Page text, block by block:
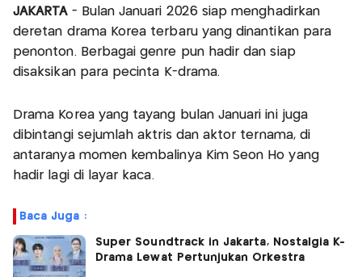
JAKARTA- Bulan Januari 2026 siap menghadirkan
deretan drama Korea terbaru yang dinantikan para
penonton. Berbagai genre pun hadir dan siap
disaksikan para pecinta K-drama.
Drama Korea yang tayang bulan Januari ini juga
dibintangi sejumlah aktris dan aktor ternama, di
antaranya momen kembalinya Kim Seon Ho yang
hadir lagi di layar kaca.
Baca Juga :
Super Soundtrack in Jakarta, Nostalgia K-
Drama Lewat Pertunjukan Orkestra